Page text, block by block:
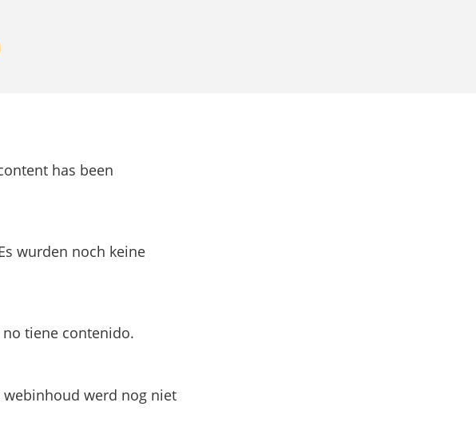
has been
wurden noch keine
no tiene contenido.
webinhoud werd nog niet